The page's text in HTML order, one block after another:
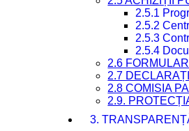
2.5.1
2.5.2
2.5.3
2.5.4
2.6
2.7
2.8 COMISIA
2.9.
3.